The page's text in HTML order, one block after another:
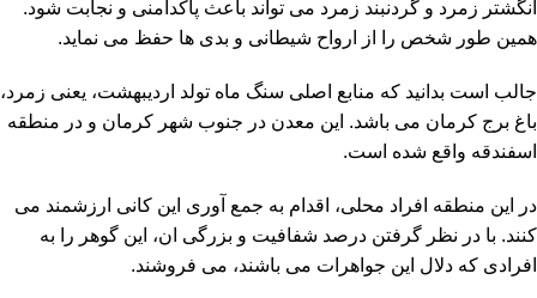
انگشتر زمرد و گردنبند زمرد می تواند باعث پاکدامنی و نجابت شود.
همین طور شخص را از ارواح شیطانی و بدی ها حفظ می نماید.
جالب است بدانید که منابع اصلی سنگ ماه تولد اردیبهشت، یعنی زمرد،
باغ برج کرمان می باشد. این معدن در جنوب شهر کرمان و در منطقه
اسفندقه واقع شده است.
در این منطقه افراد محلی، اقدام به جمع آوری این کانی ارزشمند می
کنند. با در نظر گرفتن درصد شفافیت و بزرگی ان، این گوهر را به
افرادی که دلال این جواهرات می باشند، می فروشند.